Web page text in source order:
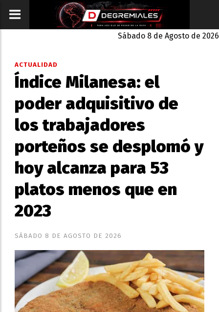
Sábado 8 de Agosto de 2026
Índice Milanesa: el
poder adquisitivo de
los trabajadores
porteños se desplomó y
hoy alcanza para 53
platos menos que en
2023
ACTUALIDAD
SÁBADO 8 DE AGOSTO DE 2026